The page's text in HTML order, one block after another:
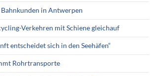
in Antwerpen
Verkehren mit Schiene gleichauf
entscheidet sich in den Seehäfen“
Rohrtransporte